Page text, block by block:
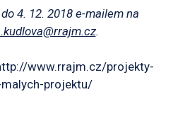
4. 12. 2018 e-mailem na
.
www.rrajm.cz/projekty-
projektu/